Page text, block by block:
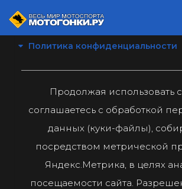
Политика конфиденциальности
Продолжая использовать
соглашаетесь с обработкой
данных (куки-файлы),
посредством метрической
Яндекс.Метрика, в целях
посещаемости сайта.